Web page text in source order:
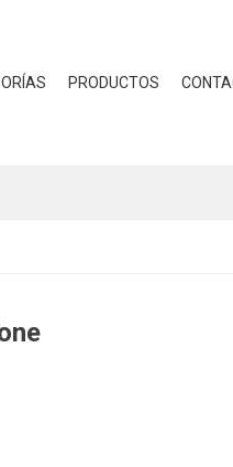
PRODUCTOS